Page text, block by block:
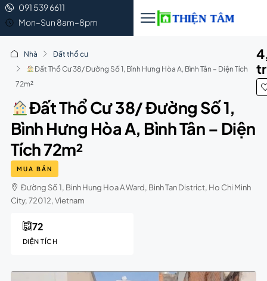
091 539 6611
Mon–Sun 8am–8pm
Nhà
Đất thổ cư
Đất Thổ Cư 38/ Đường Số 1, Bình Hưng Hòa A, Bình Tân – Diện Tích
72m²
Đất Thổ Cư 38/ Đường Số 1,
Bình Hưng Hòa A, Bình Tân – Diện
Tích 72m²
MUA BÁN
Đường Số 1, Binh Hung Hoa A Ward, Binh Tan District, Ho Chi Minh
City, 72012, Vietnam
DIỆN TÍCH
72